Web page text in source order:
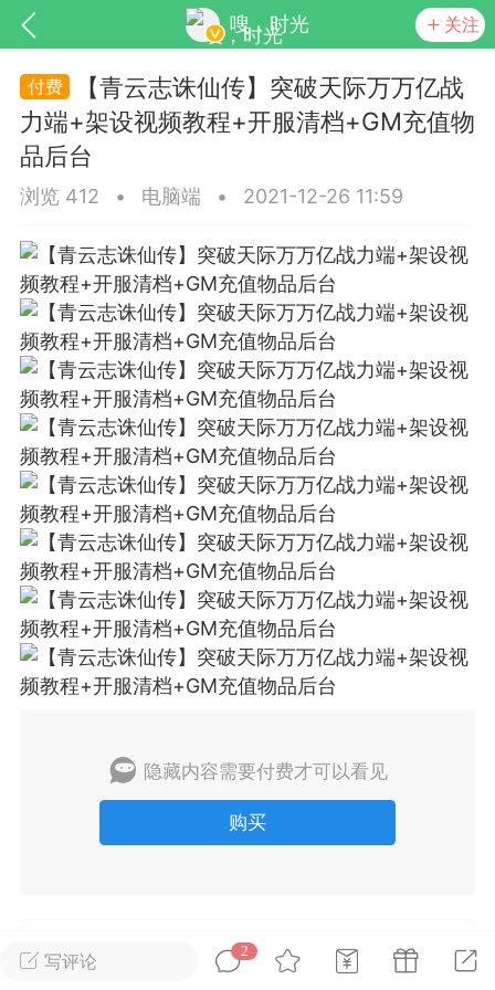
嗖，时光 关注
基于wordpress开发
更新 商城 视频
排行 在线 小黑屋
实时动态 直播
极品会员 靓号
黑凤梨
外挂制作
写评论
2
【青云志诛仙传】突破天际万万亿战
力端+架设视频教程+开服清档+GM充值物
品后台
浏览 412 • 电脑端 • 2021-12-26 11:59
隐藏内容需要付费才可以看见
购买
未经允许，禁止转载本站所有原创内容